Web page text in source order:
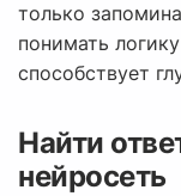
только
понимать
способствует
Найти
нейросеть